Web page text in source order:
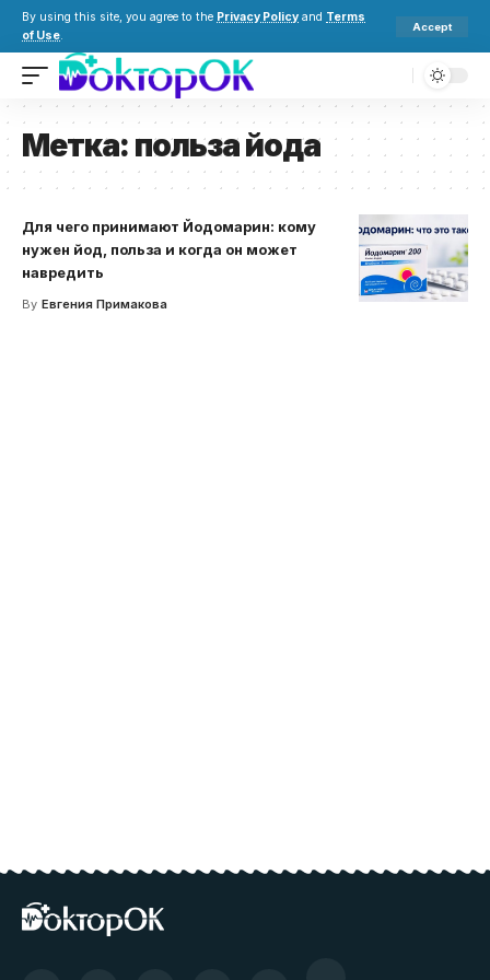
By using this site, you agree to the Privacy Policy and Terms
of Use.
Accept
Метка: польза йода
Для чего принимают Йодомарин: кому
нужен йод, польза и когда он может
навредить
By Евгения Примакова